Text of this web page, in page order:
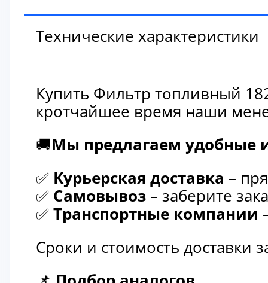
Технические характеристики
Купить Фильтр топливный
кротчайшее время наши
🚚Мы предлагаем удобные
✅ Курьерская доставка –
✅ Самовывоз – заберите
✅ Транспортные компании
Сроки и стоимость доставки